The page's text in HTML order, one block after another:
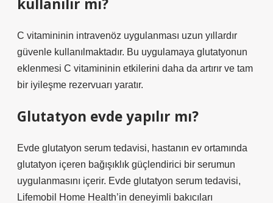
kullanılır mı?
C vitamininin intravenöz uygulanması uzun yıllardır
güvenle kullanılmaktadır. Bu uygulamaya glutatyonun
eklenmesi C vitamininin etkilerini daha da artırır ve tam
bir iyileşme rezervuarı yaratır.
Glutatyon evde yapılır mı?
Evde glutatyon serum tedavisi, hastanın ev ortamında
glutatyon içeren bağışıklık güçlendirici bir serumun
uygulanmasını içerir. Evde glutatyon serum tedavisi,
Lifemobil Home Health’in deneyimli bakıcıları